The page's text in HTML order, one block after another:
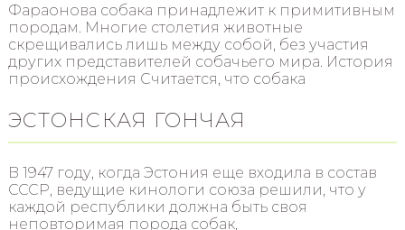
Фараонова собака принадлежит к примитивным
породам. Многие столетия животные
скрещивались лишь между собой, без участия
других представителей собачьего мира. История
происхождения Считается, что собака
ЭСТОНСКАЯ ГОНЧАЯ
В 1947 году, когда Эстония еще входила в состав
СССР, ведущие кинологи союза решили, что у
каждой республики должна быть своя
неповторимая порода собак,